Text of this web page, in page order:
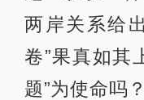
两岸关系给
卷”果真如其
题”为使命吗